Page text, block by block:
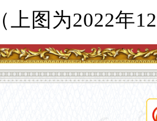
（上图为2022年